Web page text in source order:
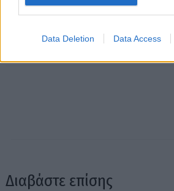
Data Deletion Data Access
Διαβάστε επίσης